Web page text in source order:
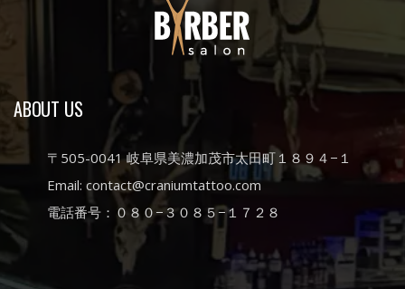
ABOUT US
〒505-0041 岐阜県美濃加茂市太田町１８９４−１
Email: contact@craniumtattoo.com
電話番号：０８０−３０８５−１７２８